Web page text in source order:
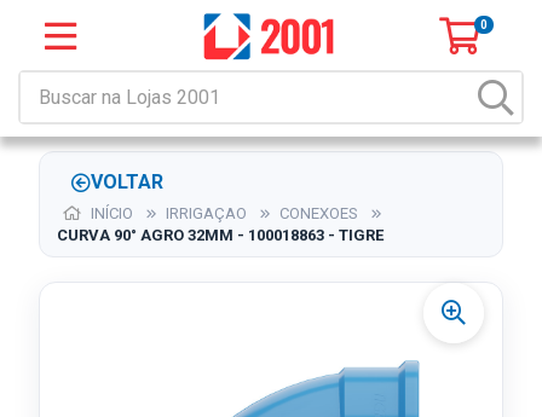
0
VOLTAR
INÍCIO IRRIGAÇAO
CONEXOES
CURVA 90° AGRO 32MM - 100018863 - TIGRE